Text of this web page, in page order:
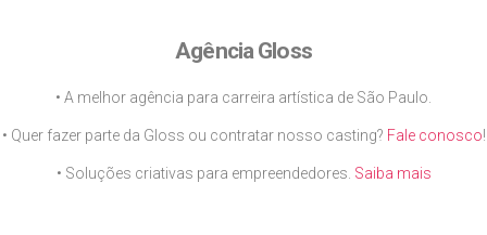
Agência Gloss
• A melhor agência para carreira artística de São Paulo.
• Quer fazer parte da Gloss ou contratar nosso casting? Fale conosco!
• Soluções criativas para empreendedores. Saiba mais